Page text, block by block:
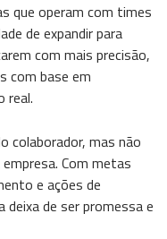
que operam com times
de expandir para
com mais precisão,
com base em
real.
colaborador, mas não
Com metas
e ações de
de ser promessa e